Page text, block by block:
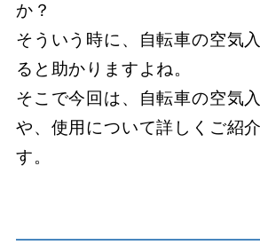
か？
そういう時に、自転車の空気
ると助かりますよね。
そこで今回は、自転車の空気
や、使用について詳しくご紹
す。